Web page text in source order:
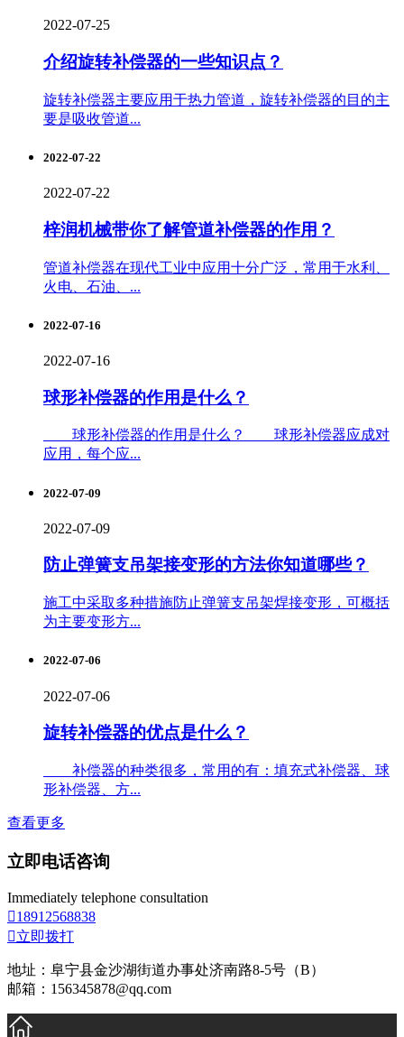
2022-07-25
介绍旋转补偿器的一些知识点？
旋转补偿器主要应用于热力管道，旋转补偿器的目的主
要是吸收管道...
2022-07-22
2022-07-22
梓润机械带你了解管道补偿器的作用？
管道补偿器在现代工业中应用十分广泛，常用于水利、
火电、石油、...
2022-07-16
2022-07-16
球形补偿器的作用是什么？
球形补偿器的作用是什么？ 球形补偿器应成对
应用，每个应...
2022-07-09
2022-07-09
防止弹簧支吊架接变形的方法你知道哪些？
施工中采取多种措施防止弹簧支吊架焊接变形，可概括
为主要变形方...
2022-07-06
2022-07-06
旋转补偿器的优点是什么？
补偿器的种类很多，常用的有：填充式补偿器、球
形补偿器、方...
查看更多
立即电话咨询
Immediately telephone consultation
18912568838
立即拨打
地址：阜宁县金沙湖街道办事处济南路8-5号（B）
邮箱：156345878@qq.com